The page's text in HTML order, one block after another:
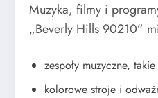
Muzyka, filmy i
„Beverly Hills 90210”
zespoły muzyczne,
kolorowe stroje i